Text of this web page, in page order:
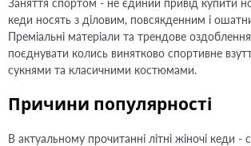
Заняття спортом - не єдиний привід купити
кеди носять з діловим, повсякденним і
Преміальні матеріали та трендове
поєднувати колись винятково спортивне
сукнями та класичними костюмами.
Причини популярності
В актуальному прочитанні літні жіночі кеди -